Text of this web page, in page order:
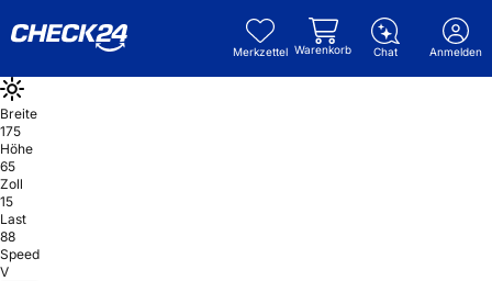
Merkzettel Warenkorb Chat Anmelden
Breite
175
Höhe
65
Zoll
15
Last
88
Speed
V